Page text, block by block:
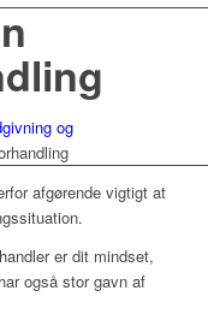
og
afgørende vigtigt at
er dit mindset,
også stor gavn af